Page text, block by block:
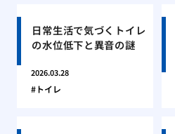
日常生活で気づくトイレ
の水位低下と異音の謎
2026.03.28
トイレ